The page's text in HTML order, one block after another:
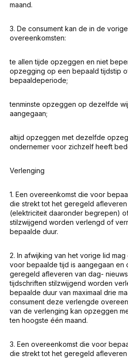
maand.
3. De consument kan de in de
overeenkomsten:
te allen tijde opzeggen en niet
opzegging op een bepaald tijdstip
bepaaldeperiode;
tenminste opzeggen op dezelfde
aangegaan;
altijd opzeggen met dezelfde
ondernemer voor zichzelf heeft
Verlenging
1. Een overeenkomst die voor
die strekt tot het geregeld
(elektriciteit daaronder begrepen)
stilzwijgend worden verlengd of
bepaalde duur.
2. In afwijking van het vorige lid
voor bepaalde tijd is aangegaan en
geregeld afleveren van dag-
tijdschriften stilzwijgend worden
bepaalde duur van maximaal drie
consument deze verlengde
van de verlenging kan opzeggen
ten hoogste één maand.
3. Een overeenkomst die voor
die strekt tot het geregeld